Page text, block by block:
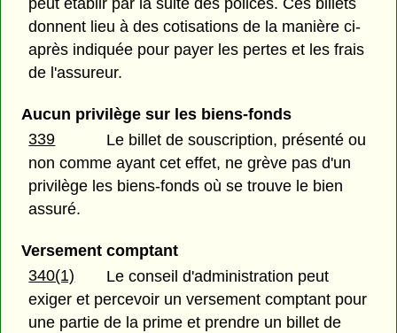
donnent lieu à des cotisations de la manière ci-
après indiquée pour payer les pertes et les frais
de l'assureur.
Aucun privilège sur les biens-fonds
339
Le billet de souscription, présenté ou
non comme ayant cet effet, ne grève pas d'un
privilège les biens-fonds où se trouve le bien
assuré.
Versement comptant
340(1)
Le conseil d'administration peut
exiger et percevoir un versement comptant pour
une partie de la prime et prendre un billet de